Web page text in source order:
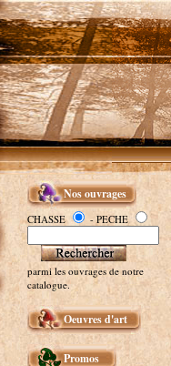
Nos ouvrages
CHASSE - PECHE
parmi les ouvrages de notre
catalogue.
Oeuvres d'art
Promos